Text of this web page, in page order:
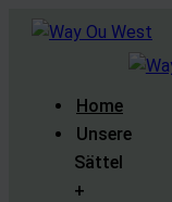
Home
Unsere
Sättel
+